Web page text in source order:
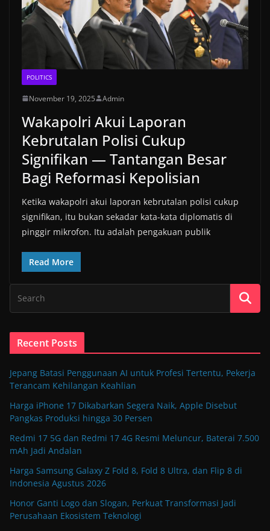
POLITICS
November 19, 2025 Admin
Wakapolri Akui Laporan
Kebrutalan Polisi Cukup
Signifikan — Tantangan Besar
Bagi Reformasi Kepolisian
Ketika wakapolri akui laporan kebrutalan polisi cukup
signifikan, itu bukan sekadar kata-kata diplomatis di
pinggir mikrofon. Itu adalah pengakuan publik
Read More
Recent Posts
Jepang Batasi Penggunaan AI untuk Profesi Tertentu, Pekerja
Terancam Kehilangan Keahlian
Harga iPhone 17 Dikabarkan Segera Naik, Apple Disebut
Pangkas Produksi hingga 30 Persen
Redmi 17 5G dan Redmi 17 4G Resmi Meluncur, Baterai 7.500
mAh Jadi Andalan
Harga Samsung Galaxy Z Fold 8, Fold 8 Ultra, dan Flip 8 di
Indonesia Agustus 2026
Honor Ganti Logo dan Slogan, Perkuat Transformasi Jadi
Perusahaan Ekosistem Teknologi